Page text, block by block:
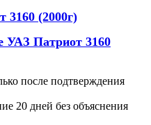
3160 (2000г)
УАЗ Патриот 3160
после подтверждения
20 дней без объяснения